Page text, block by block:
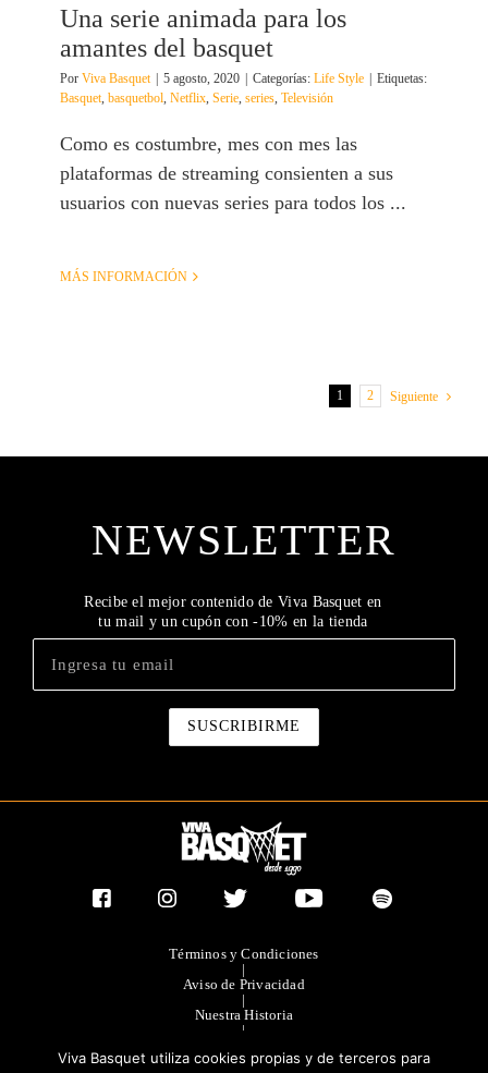
Una serie animada para los
amantes del basquet
Por Viva Basquet | 5 agosto, 2020 | Categorías: Life Style | Etiquetas:
Basquet basquetbol Netflix Serie series Televisión
Como es costumbre, mes con mes las
plataformas de streaming consienten a sus
usuarios con nuevas series para todos los ...
MÁS INFORMACIÓN
1 2 Siguiente
NEWSLETTER
Recibe el mejor contenido de Viva Basquet en
tu mail y un cupón con -10% en la tienda
Términos y Condiciones
|
Aviso de Privacidad
|
Nuestra Historia
|
|
Viva Basquet utiliza cookies propias y de terceros para